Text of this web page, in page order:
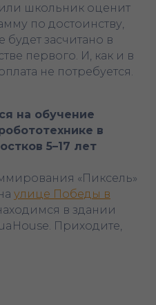
школьник оценит
по достоинству,
будет засчитано в
первого. И, как и в
не потребуется.
на обучение
в
5–17 лет
«Пиксель»
улице Победы в
в здании
Приходите,